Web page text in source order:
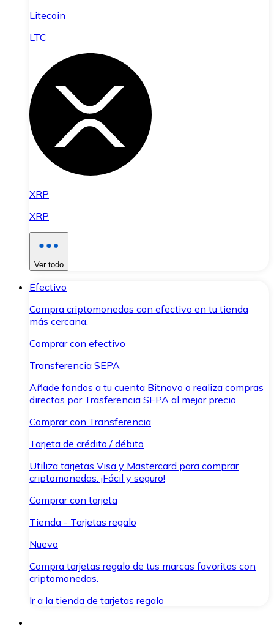
Litecoin
LTC
XRP
XRP
Ver todo
Efectivo
Compra criptomonedas con efectivo en tu tienda
más cercana.
Comprar con efectivo
Transferencia SEPA
Añade fondos a tu cuenta Bitnovo o realiza compras
directas por Trasferencia SEPA al mejor precio.
Comprar con Transferencia
Tarjeta de crédito / débito
Utiliza tarjetas Visa y Mastercard para comprar
criptomonedas. ¡Fácil y seguro!
Comprar con tarjeta
Tienda - Tarjetas regalo
Nuevo
Compra tarjetas regalo de tus marcas favoritas con
criptomonedas.
Ir a la tienda de tarjetas regalo